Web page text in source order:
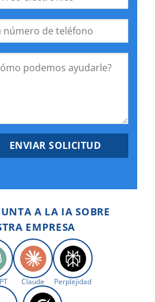
A LA IA SOBRE
EMPRESA
Claude Perplejidad